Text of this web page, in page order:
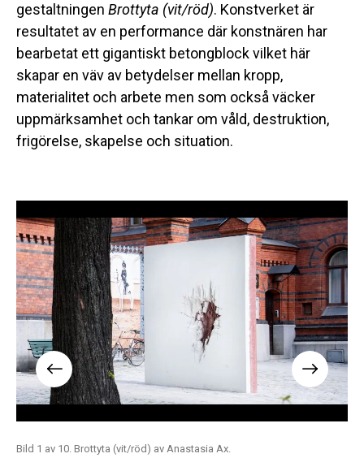
gestaltningen Brottyta (vit/röd). Konstverket är
resultatet av en performance där konstnären har
bearbetat ett gigantiskt betongblock vilket här
skapar en väv av betydelser mellan kropp,
materialitet och arbete men som också väcker
uppmärksamhet och tankar om våld, destruktion,
frigörelse, skapelse och situation.
Bild 1 av 10. Brottyta (vit/röd) av Anastasia Ax.